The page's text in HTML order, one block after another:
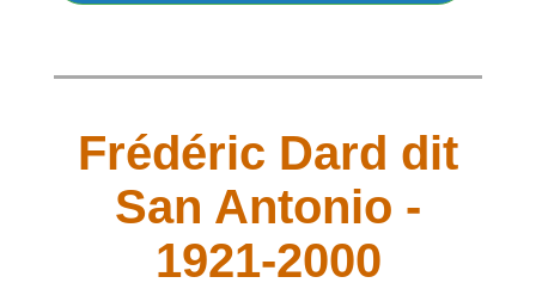
Frédéric Dard dit
San Antonio -
1921-2000